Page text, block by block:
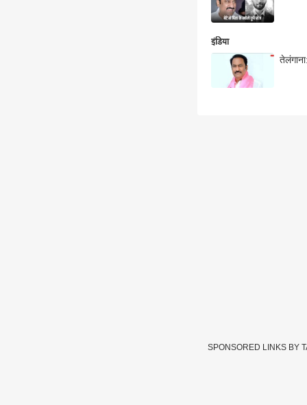
इंडिया
SPONSORED LINKS BY